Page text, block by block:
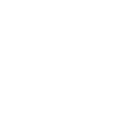
včetně nastavení a
a sériová kontrola
S SEBOU.